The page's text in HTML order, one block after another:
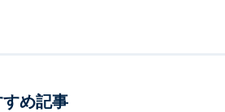
め記事